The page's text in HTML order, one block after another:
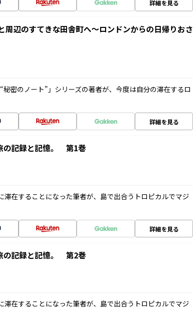
詳細を見る
周辺のすてきな田舎町へ～ロンドンからの日帰りおさ
密のノート”」シリーズの著者が、今度は自分の滞在するロ
詳細を見る
の記録と記憶。 第1巻
滞在することになった筆者が、島で出合うトロピカルでマジ
詳細を見る
の記録と記憶。 第2巻
滞在することになった筆者が、島で出合うトロピカルでマジ